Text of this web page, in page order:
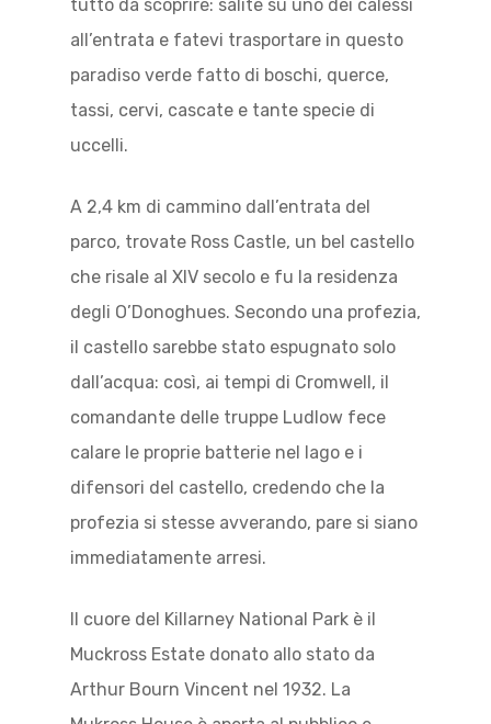
tutto da scoprire: salite su uno dei calessi
all’entrata e fatevi trasportare in questo
paradiso verde fatto di boschi, querce,
tassi, cervi, cascate e tante specie di
uccelli.
A 2,4 km di cammino dall’entrata del
parco, trovate Ross Castle, un bel castello
che risale al XIV secolo e fu la residenza
degli O’Donoghues. Secondo una profezia,
il castello sarebbe stato espugnato solo
dall’acqua: così, ai tempi di Cromwell, il
comandante delle truppe Ludlow fece
calare le proprie batterie nel lago e i
difensori del castello, credendo che la
profezia si stesse avverando, pare si siano
immediatamente arresi.
Il cuore del Killarney National Park è il
Muckross Estate donato allo stato da
Arthur Bourn Vincent nel 1932. La